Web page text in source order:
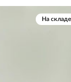
На складе